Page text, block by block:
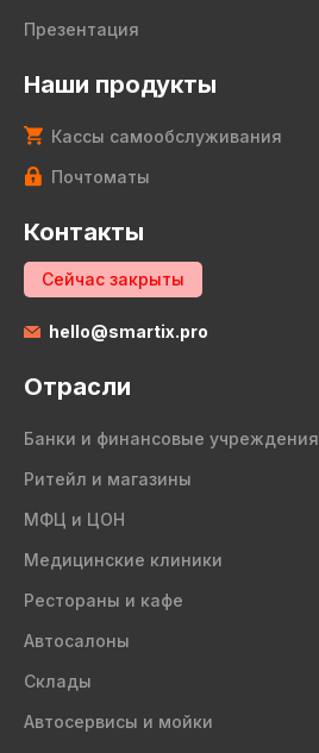
Презентация
Наши продукты
Кассы самообслуживания
Почтоматы
Контакты
Сейчас закрыты
hello@smartix.pro
Отрасли
Банки и финансовые учреждения
Ритейл и магазины
МФЦ и ЦОН
Медицинские клиники
Рестораны и кафе
Автосалоны
Склады
Автосервисы и мойки